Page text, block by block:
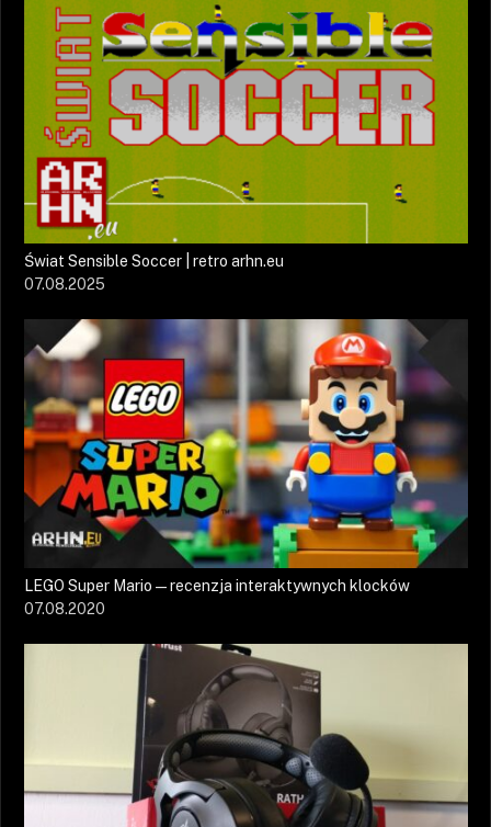
Świat Sensible Soccer | retro arhn.eu
07.08.2025
LEGO Super Mario — recenzja interaktywnych klocków
07.08.2020